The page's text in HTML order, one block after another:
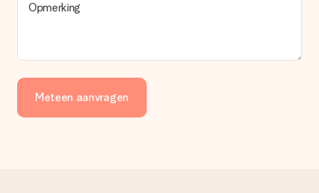
Opmerking
Meteen aanvragen